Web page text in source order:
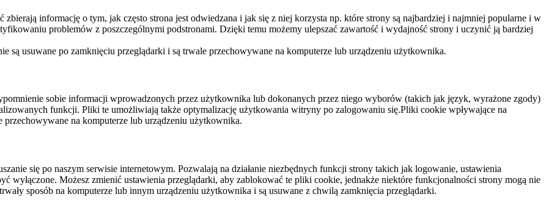
informację o tym, jak często strona jest odwiedzana i jak się z niej korzysta np. które strony są najbardziej i najmniej popularne i w
problemów z poszczególnymi podstronami. Dzięki temu możemy ulepszać zawartość i wydajność strony i uczynić ją bardziej
są usuwane po zamknięciu przeglądarki i są trwale przechowywane na komputerze lub urządzeniu użytkownika.
sobie informacji wprowadzonych przez użytkownika lub dokonanych przez niego wyborów (takich jak język, wyrażone zgody)
funkcji. Pliki te umożliwiają także optymalizację użytkowania witryny po zalogowaniu się.Pliki cookie wpływające na
na komputerze lub urządzeniu użytkownika.
się po naszym serwisie internetowym. Pozwalają na działanie niezbędnych funkcji strony takich jak logowanie, ustawienia
wyłączone. Możesz zmienić ustawienia przeglądarki, aby zablokować te pliki cookie, jednakże niektóre funkcjonalności strony mogą nie
sposób na komputerze lub innym urządzeniu użytkownika i są usuwane z chwilą zamknięcia przeglądarki.